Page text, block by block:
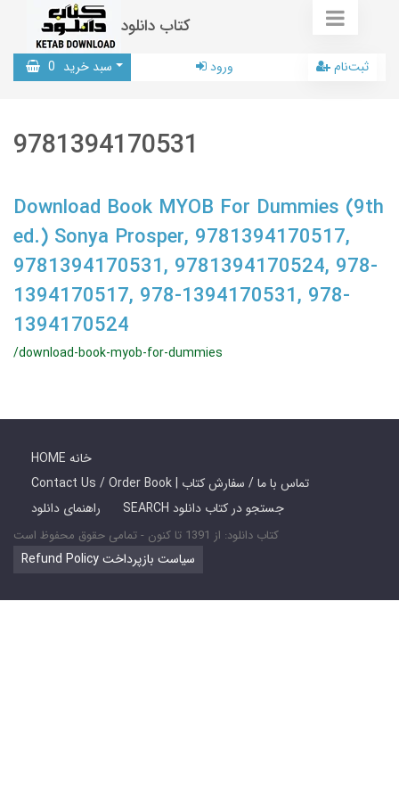
کتاب دانلود
سبد خرید 0 ورود ثبت‌نام
9781394170531
Download Book MYOB For Dummies (9th
ed.) Sonya Prosper, 9781394170517,
9781394170531, 9781394170524, 978-
1394170517, 978-1394170531, 978-
1394170524
/download-book-myob-for-dummies
HOME خانه
Contact Us / Order Book | تماس با ما / سفارش کتاب
راهنمای دانلود
SEARCH جستجو در کتاب دانلود
کتاب دانلود: از 1391 تا کنون - تمامی حقوق محفوظ است
Refund Policy سیاست بازپرداخت